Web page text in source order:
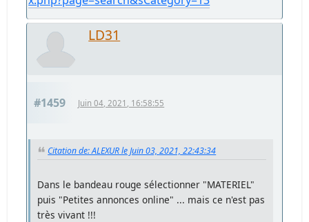
LD31
#1459 Juin 04, 2021, 16:58:55
Citation de: ALEXUR le Juin 03, 2021, 22:43:34
Dans le bandeau rouge sélectionner "MATERIEL"
puis "Petites annonces online" ... mais ce n'est pas
très vivant !!!